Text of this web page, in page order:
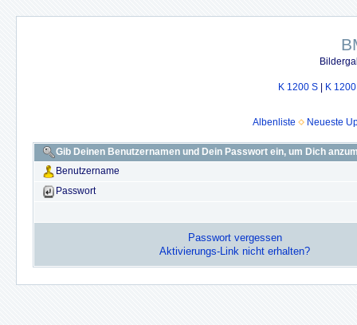
K 1200 S K
Albenliste
Neueste
Gib Deinen Benutzernamen und Dein Passwort ein, um Dich
Benutzername
Passwort
Passwort vergessen
Aktivierungs-Link nicht erhalten?